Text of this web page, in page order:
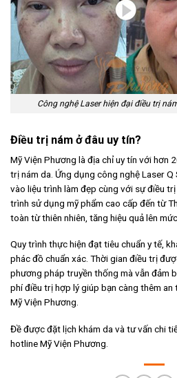
Công nghệ Laser hiện đại điều trị
Điều trị nám ở đâu uy tín?
Mỹ Viện Phương là địa chỉ uy tín với hơn
trị nám da. Ứng dụng công nghệ Laser
vào liệu trình làm đẹp cùng với sự điều
trình sử dụng mỹ phẩm cao cấp đến từ
toàn từ thiên nhiên, tăng hiệu quả lên
Quy trình thực hiện đạt tiêu chuẩn y tế,
phác đồ chuẩn xác. Thời gian điều trị
phương pháp truyền thống mà vẫn đảm
phí điều trị hợp lý giúp bạn càng thêm
Mỹ Viện Phương.
Đề được đặt lịch khám da và tư vấn chi
hotline Mỹ Viện Phương.